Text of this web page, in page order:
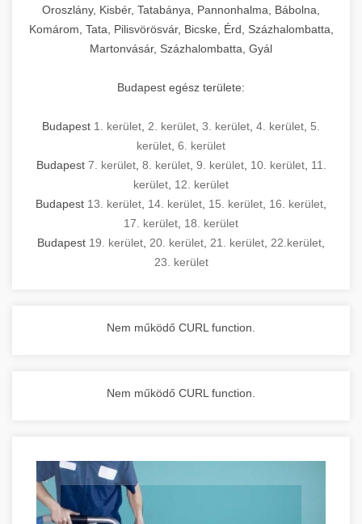
Oroszlány, Kisbér, Tatabánya, Pannonhalma, Bábolna,
Komárom, Tata, Pilisvörösvár, Bicske, Érd, Százhalombatta,
Martonvásár, Százhalombatta, Gyál
Budapest egész területe:
Budapest 1. kerület 2. kerület 3. kerület 4. kerület 5.
kerület 6. kerület
Budapest 7. kerület, 8. kerület, 9. kerület, 10. kerület, 11.
kerület 12. kerület
Budapest 13. kerület 14. kerület 15. kerület 16. kerület
17. kerület 18. kerület
Budapest 19. kerület 20. kerület 21. kerület 22.kerület
23. kerület
Nem működő CURL function.
Nem működő CURL function.